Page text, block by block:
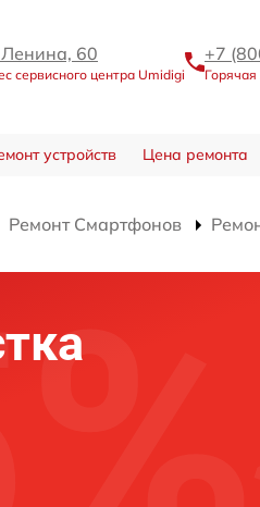
60
сервисного центра Umidigi
+7
Горячая
устройств Цена ремонта
Ремонт Смартфонов